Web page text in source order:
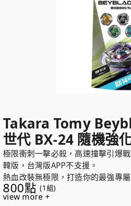
Takara Tomy
世代 BX-24 隨機強
極限衝刺一擊必殺，高速撞擊引爆戰
韓版，台灣版APP不支援。
熱血改裝無極限，打造你的最強專屬
數量有限，兌完為止。
800點 (1組)
view more +